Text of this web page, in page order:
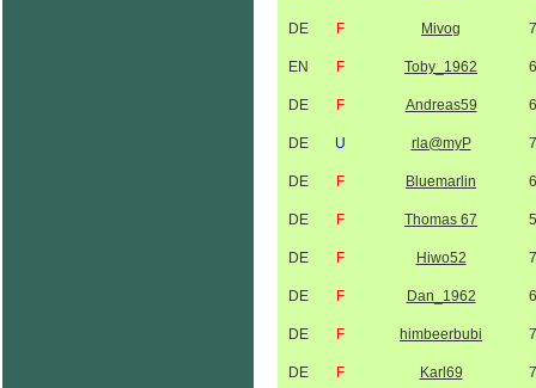
DE F Mivog
EN F Toby_1962
DE F Andreas59
DE U rla@myP
DE F Bluemarlin
DE F Thomas 67
DE F Hiwo52
DE F Dan_1962
DE F himbeerbubi
DE F Karl69